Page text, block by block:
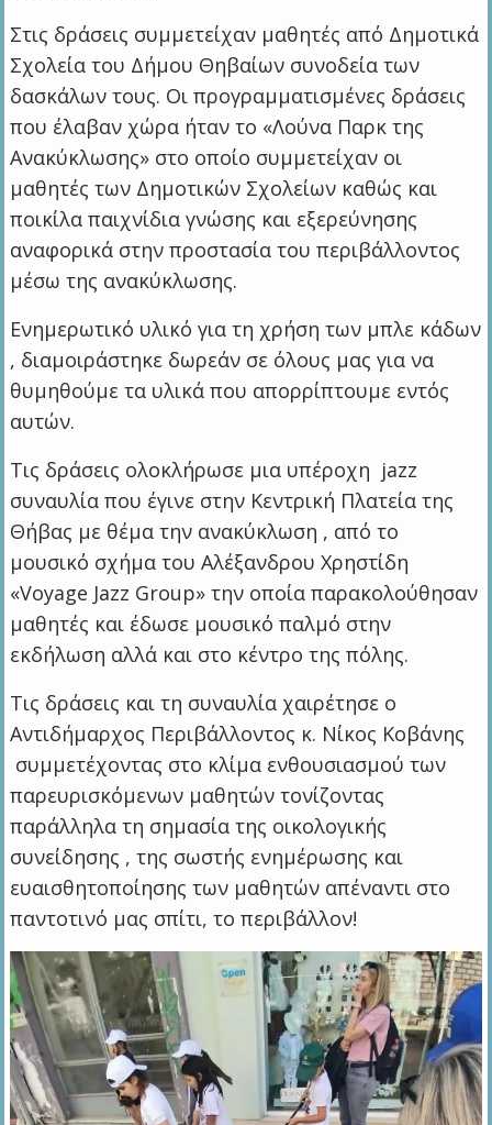
Στις δράσεις συμμετείχαν μαθητές από Δημοτικά
Σχολεία του Δήμου Θηβαίων συνοδεία των
δασκάλων τους. Οι προγραμματισμένες δράσεις
που έλαβαν χώρα ήταν το «Λούνα Παρκ της
Ανακύκλωσης» στο οποίο συμμετείχαν οι
μαθητές των Δημοτικών Σχολείων καθώς και
ποικίλα παιχνίδια γνώσης και εξερεύνησης
αναφορικά στην προστασία του περιβάλλοντος
μέσω της ανακύκλωσης.
Ενημερωτικό υλικό για τη χρήση των μπλε κάδων
, διαμοιράστηκε δωρεάν σε όλους μας για να
θυμηθούμε τα υλικά που απορρίπτουμε εντός
αυτών.
Τις δράσεις ολοκλήρωσε μια υπέροχη jazz
συναυλία που έγινε στην Κεντρική Πλατεία της
Θήβας με θέμα την ανακύκλωση , από το
μουσικό σχήμα του Αλέξανδρου Χρηστίδη
«Voyage Jazz Group» την οποία παρακολούθησαν
μαθητές και έδωσε μουσικό παλμό στην
εκδήλωση αλλά και στο κέντρο της πόλης.
Τις δράσεις και τη συναυλία χαιρέτησε ο
Αντιδήμαρχος Περιβάλλοντος κ. Νίκος Κοβάνης
συμμετέχοντας στο κλίμα ενθουσιασμού των
παρευρισκόμενων μαθητών τονίζοντας
παράλληλα τη σημασία της οικολογικής
συνείδησης , της σωστής ενημέρωσης και
ευαισθητοποίησης των μαθητών απέναντι στο
παντοτινό μας σπίτι, το περιβάλλον!